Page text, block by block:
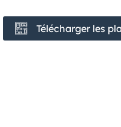
Télécharger les